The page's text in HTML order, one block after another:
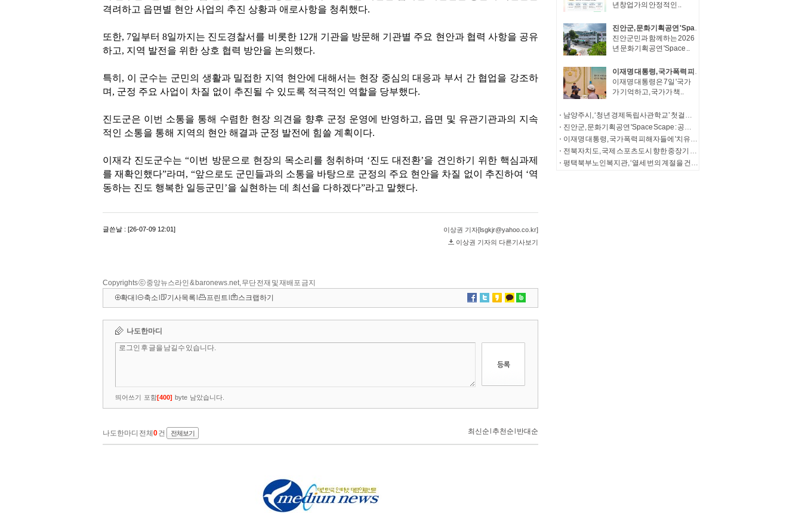
Copyrights ⓒ 중앙뉴스라인 & baronews.net, 무단 전재 및 재배포 금지
확대
축소 기사목록 프린트 스크랩하기
년창업가의 안정적인 ..
진안군, 문화기획공연 'Space Scape : 공간풍경'성공적 마무리
진안군민과 함께하는 2026
년 문화기획공연 'Space ..
이재명 대통령, 국가폭력 피해자들에 '치유와 명예 회복' 정부 의지 전달
이재명 대통령은 7일 '국가
가 기억하고, 국가가 책..
남양주시, ‘청년 경제독립사관학교’ 첫걸음… 청년창업가 자산성장 아카데미 참여자 모집
진안군, 문화기획공연 'Space Scape : 공간풍경'성공적 마무리
이재명 대통령, 국가폭력 피해자들에 '치유와 명예 회복' 정부 의지 전달
전북자치도, 국제 스포츠도시 향한 중장기 발전전략 제시
평택북부노인복지관, ‘열세 번의 계절을 건너, 다시 따뜻한 한 끼로’ 송탄농협의 13년의 동행